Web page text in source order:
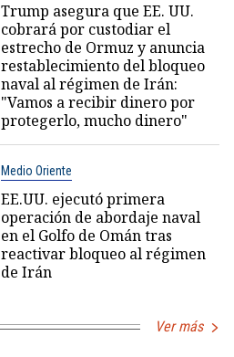
Trump asegura que EE. UU.
cobrará por custodiar el
estrecho de Ormuz y anuncia
restablecimiento del bloqueo
naval al régimen de Irán:
"Vamos a recibir dinero por
protegerlo, mucho dinero"
Medio Oriente
EE.UU. ejecutó primera
operación de abordaje naval
en el Golfo de Omán tras
reactivar bloqueo al régimen
de Irán
Ver más